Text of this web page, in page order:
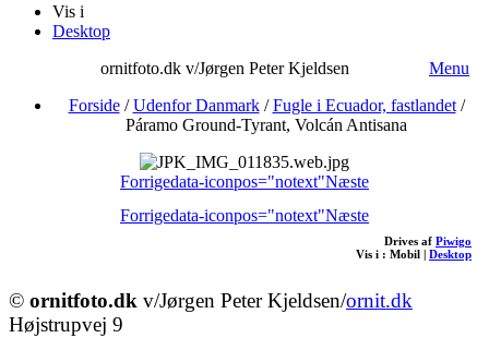
Vis i
Desktop
ornitfoto.dk v/Jørgen Peter Kjeldsen
Menu
Forside/Udenfor Danmark/Fugle i Ecuador, fastlandet/
Páramo Ground-Tyrant, Volcán Antisana
Forrigedata-iconpos="notext"Næste
Forrigedata-iconpos="notext"Næste
Drives af Piwigo
Vis i : Mobil | Desktop
© ornitfoto.dk v/Jørgen Peter Kjeldsen/ornit.dk
Højstrupvej 9